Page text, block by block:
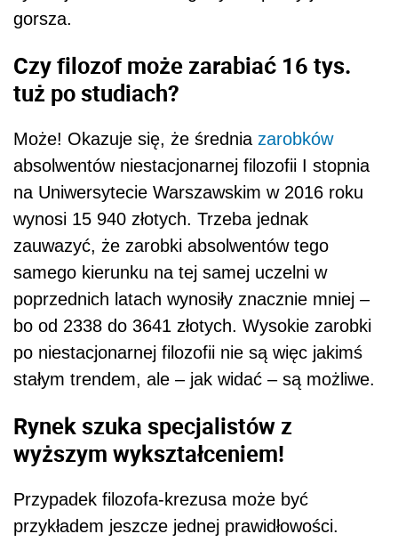
gorsza.
Czy filozof może zarabiać 16 tys.
tuż po studiach?
Może! Okazuje się, że średnia zarobków
absolwentów niestacjonarnej filozofii I stopnia
na Uniwersytecie Warszawskim w 2016 roku
wynosi 15 940 złotych. Trzeba jednak
zauwazyć, że zarobki absolwentów tego
samego kierunku na tej samej uczelni w
poprzednich latach wynosiły znacznie mniej –
bo od 2338 do 3641 złotych. Wysokie zarobki
po niestacjonarnej filozofii nie są więc jakimś
stałym trendem, ale – jak widać – są możliwe.
Rynek szuka specjalistów z
wyższym wykształceniem!
Przypadek filozofa-krezusa może być
przykładem jeszcze jednej prawidłowości.